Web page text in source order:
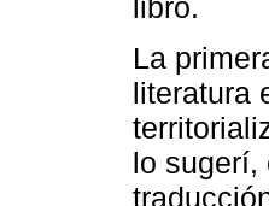
La
literatura
lo sugerí,